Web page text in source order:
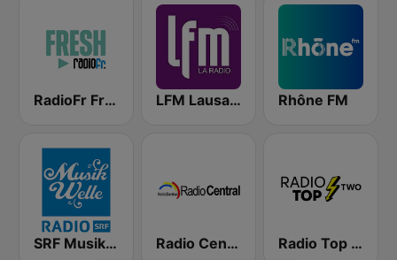
RadioFr Fresh LFM Lausanne FM Rhône FM
SRF Musikwelle Radio Central Radio Top Two